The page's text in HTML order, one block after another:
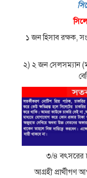
১ জন হিসাব রক্ষক,
২) ২ জন সেলসম্যান
৩/৪ বৎসরের
আগ্রহী